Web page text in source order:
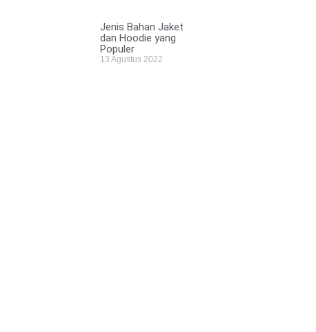
Jenis Bahan Jaket
dan Hoodie yang
Populer
13 Agustus 2022